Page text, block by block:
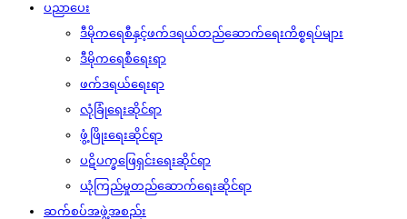
ပညာပေး
ဒီမိုကရေစီနှင့်ဖက်ဒရယ်တည်ဆောက်‌ရေးကိစ္စရပ်များ
ဒီမိုကရေစီရေးရာ
ဖက်ဒရယ်ရေးရာ
လုံခြုံရေးဆိုင်ရာ
ဖွံ့ဖြိုးရေးဆိုင်ရာ
ပဋိပက္ခဖြေရှင်းရေးဆိုင်ရာ
ယုံကြည်မှုတည်ဆောက်ရေးဆိုင်ရာ
ဆက်စပ်အဖွဲ့အစည်း